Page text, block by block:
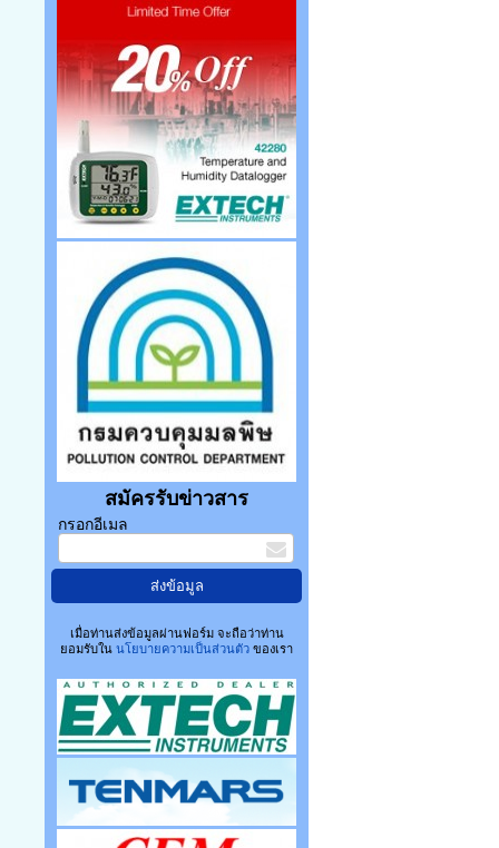
สมัครรับข่าวสาร
กรอกอีเมล
เมื่อท่านส่งข้อมูลผ่านฟอร์ม จะถือว่าท่าน
ยอมรับใน นโยบายความเป็นส่วนตัวของเรา